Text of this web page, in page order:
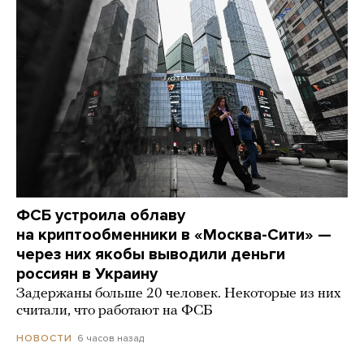
ФСБ устроила облаву
на криптообменники в «Москва-Сити» —
через них якобы выводили деньги
россиян в Украину
Задержаны больше 20 человек. Некоторые из них
считали, что работают на ФСБ
НОВОСТИ 6 часов назад